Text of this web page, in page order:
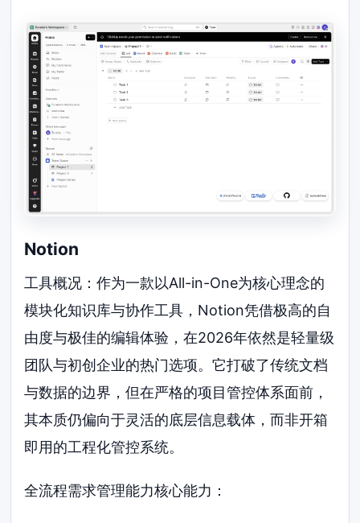
Notion
工具概况：作为一款以All-in-One为核心理念的
模块化知识库与协作工具，Notion凭借极高的自
由度与极佳的编辑体验，在2026年依然是轻量级
团队与初创企业的热门选项。它打破了传统文档
与数据的边界，但在严格的项目管控体系面前，
其本质仍偏向于灵活的底层信息载体，而非开箱
即用的工程化管控系统。
全流程需求管理能力核心能力：